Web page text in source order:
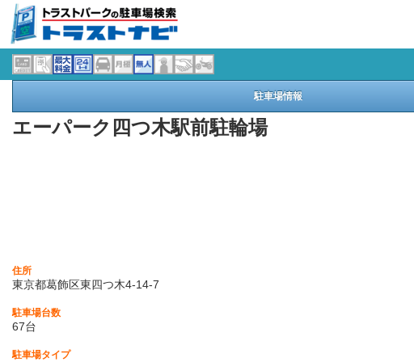
駐車場情報
エーパーク四つ木駅前駐輪場
住所
東京都葛飾区東四つ木4-14-7
駐車場台数
67台
駐車場タイプ